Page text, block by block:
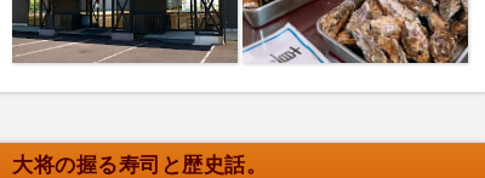
大将の握る寿司と歴史話。